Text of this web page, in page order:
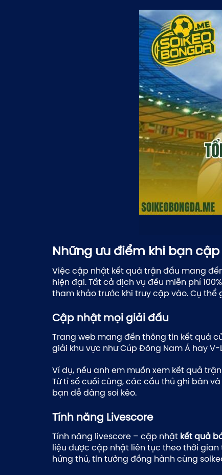
Những ưu điểm khi bạn
Việc cập nhật kết quả trận đấu mang
hiện đại. Tất cả dịch vụ đều miễn phí
tham khảo trước khi truy cập vào. Cụ thể
Cập nhật mọi giải đấu
Trang web mang đến thông tin kết quả
giải khu vực như Cúp Đông Nam Á hay
Ví dụ, nếu anh em muốn xem kết quả
Từ tỉ số cuối cùng, các cầu thủ ghi bàn
bạn dễ dàng soi kèo.
Tính năng Livescore
Tính năng livescore – cập nhật kết quả
liệu được cập nhật liên tục theo thời
hứng thú, tin tưởng đồng hành cùng